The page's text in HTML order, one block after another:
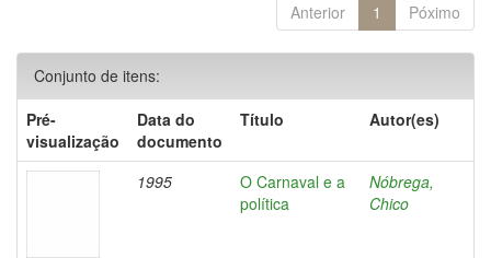
Anterior 1 Póximo
Conjunto de itens:
Pré-
visualização
Data do
documento
Título Autor(es)
1995
O Carnaval e a
política
Nóbrega,
Chico